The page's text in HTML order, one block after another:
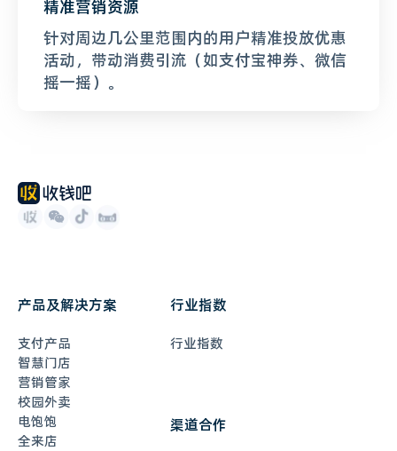
精准营销资源
针对周边几公里范围内的用户精准投放优惠
活动，带动消费引流（如支付宝神券、微信
摇一摇）。
产品及解决方案
支付产品
智慧门店
营销管家
校园外卖
电饱饱
全来店
行业指数
行业指数
渠道合作